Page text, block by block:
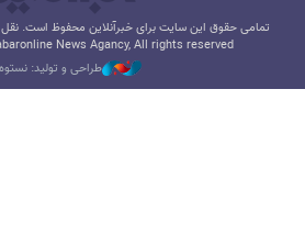
تمامی حقوق این سایت برای خبرآنلاین محفوظ است. نقل
News Agancy, All rights reserved
طراحی و تولید: نستوه